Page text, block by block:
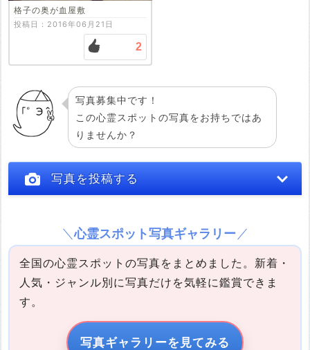
格子の奥が血屋敷
投稿日：2016年06月21日
2
写真募集中です！
この心霊スポットの写真をお持ちではあ
りませんか？
写真を投稿する
写真の説明
心霊スポット写真ギャラリー
全国の心霊スポットの写真をまとめました。新着・
人気・ジャンル別に写真だけを気軽に鑑賞できま
す。
写真ギャラリーを見てみる